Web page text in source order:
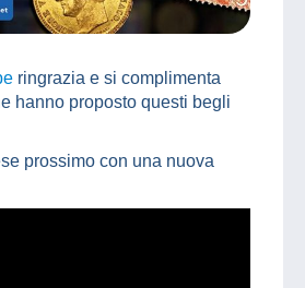
ringrazia e si complimenta
hanno proposto questi begli
prossimo con una nuova